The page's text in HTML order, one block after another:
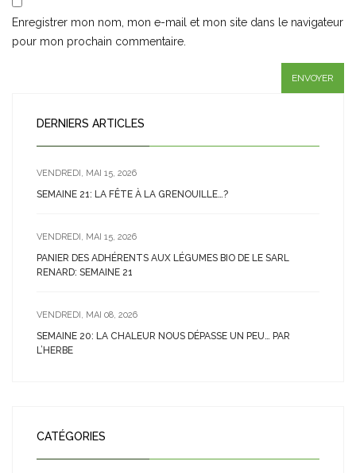
Enregistrer mon nom, mon e-mail et mon site dans le navigateur
pour mon prochain commentaire.
DERNIERS ARTICLES
VENDREDI, MAI 15, 2026
SEMAINE 21: LA FÊTE À LA GRENOUILLE…?
VENDREDI, MAI 15, 2026
PANIER DES ADHÉRENTS AUX LÉGUMES BIO DE LE SARL
RENARD: SEMAINE 21
VENDREDI, MAI 08, 2026
SEMAINE 20: LA CHALEUR NOUS DÉPASSE UN PEU… PAR
L’HERBE
CATÉGORIES